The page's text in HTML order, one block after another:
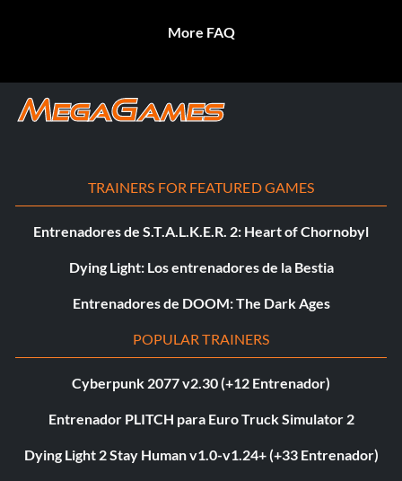
More FAQ
TRAINERS FOR FEATURED GAMES
Entrenadores de S.T.A.L.K.E.R. 2: Heart of Chornobyl
Dying Light: Los entrenadores de la Bestia
Entrenadores de DOOM: The Dark Ages
POPULAR TRAINERS
Cyberpunk 2077 v2.30 (+12 Entrenador)
Entrenador PLITCH para Euro Truck Simulator 2
Dying Light 2 Stay Human v1.0-v1.24+ (+33 Entrenador)